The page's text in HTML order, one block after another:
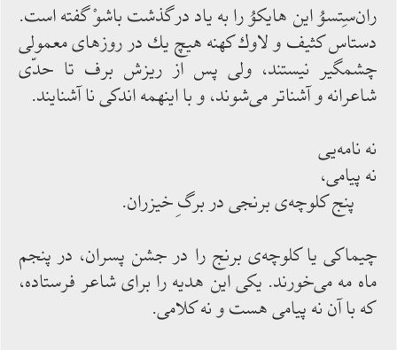
ران‌‌سِتسوُ این هایكوُ را به یاد درگذشت باشوْ گفته ‌‌است.
دستاس كثیف و لاوك كهنه هیچ یك در روزهای معمولی
چشمگیر نیستند، ولی پس از ریزش برف تا حدّی
شاعرانه و آشناتر می‌‌شوند، و با اینهمه اندكی نا آشنایند.
نه نامه‌‌یی
نه پیامی،
پنج كلوچه‌‌ی برنجی در برگِ خیزران.
چیماكی یا كلوچه‌‌ی برنج را در جشن پسران، در پنجم
ماه مه می‌‌خورند. یكی این هدیه را برای شاعر فرستاده،
كه با آن نه پیامی هست و نه كلامی.